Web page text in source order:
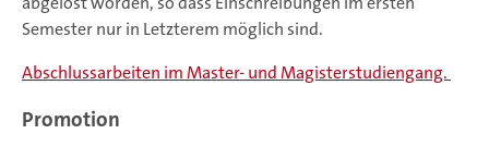
Semester nur in Letzterem möglich sind.
Abschlussarbeiten im Master- und Magisterstudiengang.
Promotion